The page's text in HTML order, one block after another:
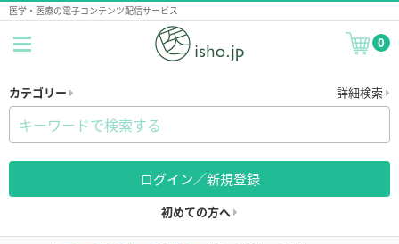
医学・医療の電子コンテンツ配信サービス
0
カテゴリー 詳細検索
ログイン／新規登録
初めての方へ